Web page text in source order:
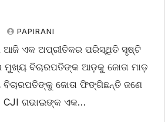
PAPIRANI
ଆଜି ଏକ ଅପ୍ରୀତିକର ପରିସ୍ଥିତି ସୃଷ୍ଟି
ମୁଖ୍ୟ ବିଚାରପତିଙ୍କ ଆଡ଼କୁ ଜୋତା ମାଡ଼
ଜୋତା ଫିଙ୍ଗିଛନ୍ତି ଜଣେ
CJI ଗଭାଇଙ୍କ ଏକ…